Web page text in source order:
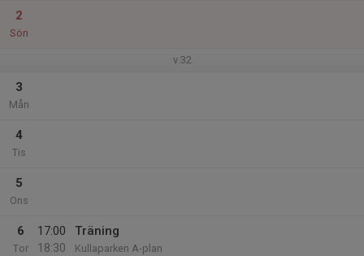
2
Sön
v.32
3
Mån
4
Tis
5
Ons
6
Tor
17:00
18:30
Träning
Kullaparken A-plan